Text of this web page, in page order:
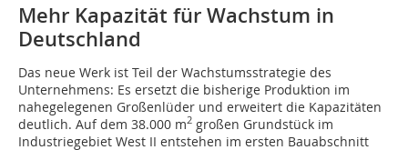
Mehr Kapazität für Wachstum in
Deutschland
Das neue Werk ist Teil der Wachstumsstrategie des
Unternehmens: Es ersetzt die bisherige Produktion im
nahegelegenen Großenlüder und erweitert die Kapazitäten
deutlich. Auf dem 38.000 m2 großen Grundstück im
Industriegebiet West II entstehen im ersten Bauabschnitt